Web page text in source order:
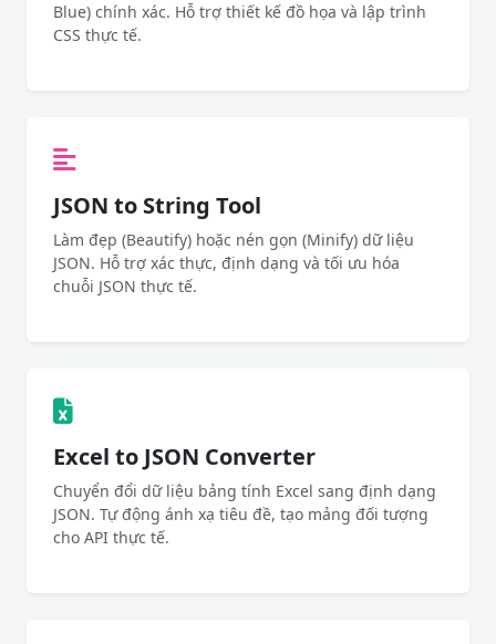
Blue) chính xác. Hỗ trợ thiết kế đồ họa và lập trình
CSS thực tế.
JSON to String Tool
Làm đẹp (Beautify) hoặc nén gọn (Minify) dữ liệu
JSON. Hỗ trợ xác thực, định dạng và tối ưu hóa
chuỗi JSON thực tế.
Excel to JSON Converter
Chuyển đổi dữ liệu bảng tính Excel sang định dạng
JSON. Tự động ánh xạ tiêu đề, tạo mảng đối tượng
cho API thực tế.